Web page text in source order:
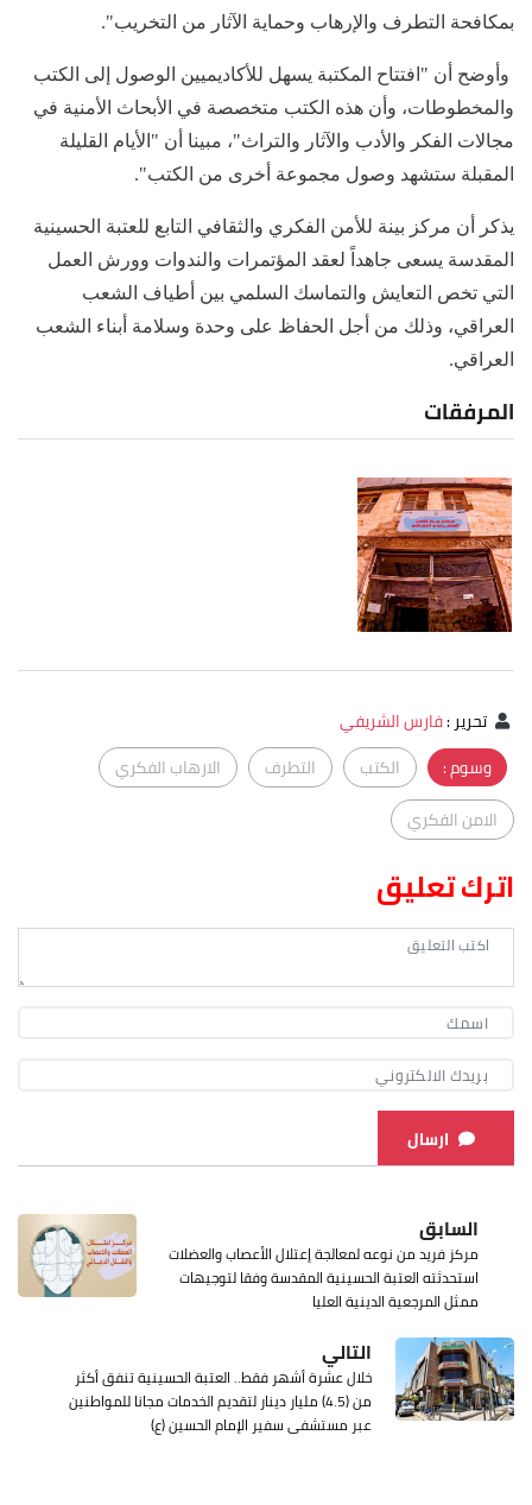
بمكافحة التطرف والإرهاب وحماية الآثار من التخريب".
وأوضح أن "افتتاح المكتبة يسهل للأكاديميين الوصول إلى الكتب
والمخطوطات، وأن هذه الكتب متخصصة في الأبحاث الأمنية في
مجالات الفكر والأدب والآثار والتراث"، مبينا أن "الأيام القليلة
المقبلة ستشهد وصول مجموعة أخرى من الكتب".
يذكر أن مركز بينة للأمن الفكري والثقافي التابع للعتبة الحسينية
المقدسة يسعى جاهداً لعقد المؤتمرات والندوات وورش العمل
التي تخص التعايش والتماسك السلمي بين أطياف الشعب
العراقي، وذلك من أجل الحفاظ على وحدة وسلامة أبناء الشعب
العراقي.
المرفقات
تحرير:فارس الشريفي
وسوم :
الكتب التطرف
الارهاب الفكري
الامن الفكري
اترك تعليق
ارسال
السابق
مركز فريد من نوعه لمعالجة إعتلال الأعصاب والعضلات
استحدثته العتبة الحسينية المقدسة وفقا لتوجيهات
ممثل المرجعية الدينية العليا
التالي
خلال عشرة أشهر فقط.. العتبة الحسينية تنفق أكثر
من (4.5) مليار دينار لتقديم الخدمات مجانا للمواطنين
عبر مستشفى سفير الإمام الحسين (ع)